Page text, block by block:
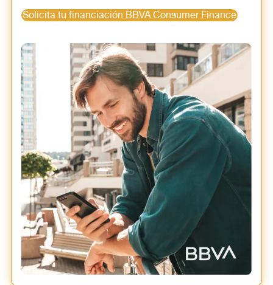
Solicita tu financiación BBVA Consumer Finance